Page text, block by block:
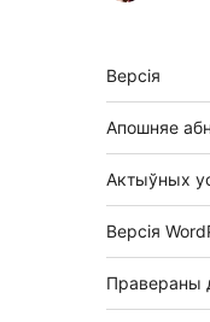
Мета
Версія
Апошняе
Актыўных
Версія
Правераны